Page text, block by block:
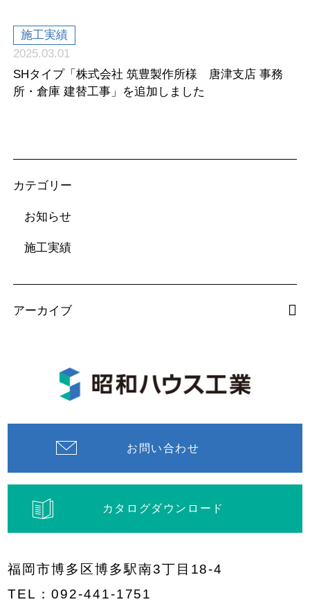
施工実績
2025.03.01
SHタイプ「株式会社 筑豊製作所様 唐津支店 事務
所・倉庫 建替工事」を追加しました
カテゴリー
お知らせ
施工実績
アーカイブ
お問い合わせ
カタログダウンロード
福岡市博多区博多駅南3丁目18-4
TEL： 092-441-1751